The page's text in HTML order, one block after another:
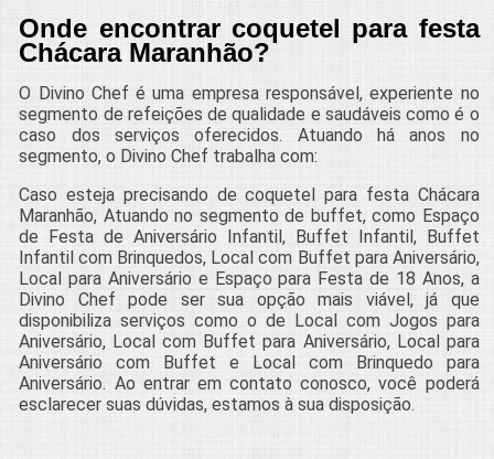
Onde encontrar coquetel para festa
Chácara Maranhão?
O Divino Chef é uma empresa responsável, experiente no
segmento de refeições de qualidade e saudáveis como é o
caso dos serviços oferecidos. Atuando há anos no
segmento, o Divino Chef trabalha com:
Caso esteja precisando de coquetel para festa Chácara
Maranhão, Atuando no segmento de buffet, como Espaço
de Festa de Aniversário Infantil, Buffet Infantil, Buffet
Infantil com Brinquedos, Local com Buffet para Aniversário,
Local para Aniversário e Espaço para Festa de 18 Anos, a
Divino Chef pode ser sua opção mais viável, já que
disponibiliza serviços como o de Local com Jogos para
Aniversário, Local com Buffet para Aniversário, Local para
Aniversário com Buffet e Local com Brinquedo para
Aniversário. Ao entrar em contato conosco, você poderá
esclarecer suas dúvidas, estamos à sua disposição.